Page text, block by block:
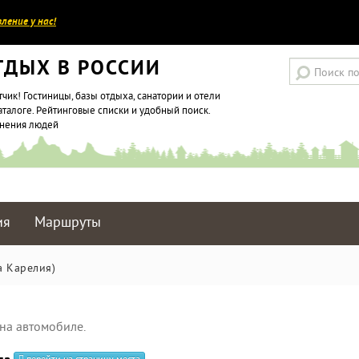
у нас!
В РОССИИ
Гостиницы, базы отдыха, санатории и отели
Рейтинговые списки и удобный поиск.
людей
Маршруты
Карелия)
автомобиле.